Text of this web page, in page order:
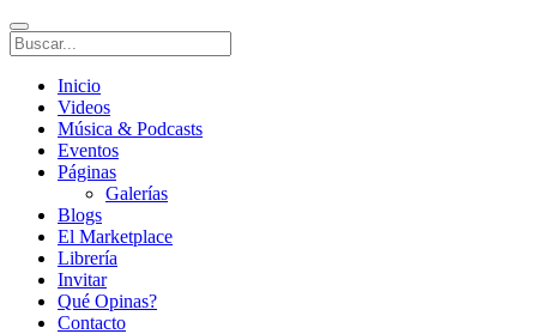
Inicio
Videos
Música & Podcasts
Eventos
Páginas
Galerías
Blogs
El Marketplace
Librería
Invitar
Qué Opinas?
Contacto